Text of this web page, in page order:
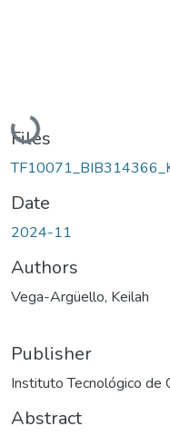
Loading...
Files
Date
2024-11
Authors
Vega-Argüello, Keilah
Publisher
Instituto Tecnológico de
Abstract